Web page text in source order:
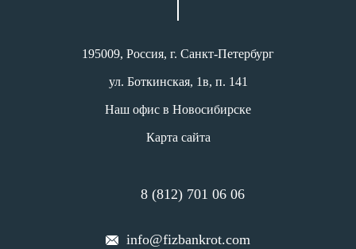
195009, Россия, г. Санкт-Петербург
ул. Боткинская, 1в, п. 141
Наш офис в Новосибирске
Карта сайта
8 (812) 701 06 06
info@fizbankrot.com